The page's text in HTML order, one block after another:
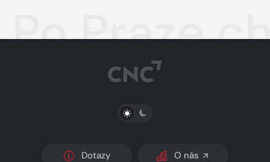
Po Praze
PŘEPNOUT SVĚTLÝ/TMAVÝ REŽIM
Dotazy O nás